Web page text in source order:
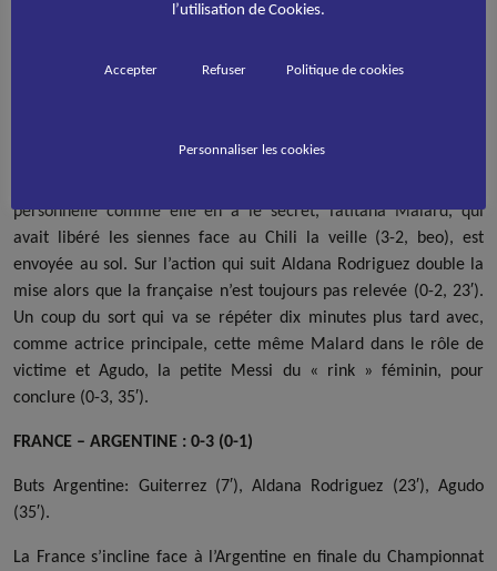
défense, l’Argentine durcit toujours autant le jeu, la tâche
personnelle comme elle en a le secret, Tatitana Malard, qui
avait libéré les siennes face au Chili la veille (3-2, beo), est
envoyée au sol. Sur l’action qui suit Aldana Rodriguez double la
mise alors que la française n’est toujours pas relevée (0-2, 23′).
Un coup du sort qui va se répéter dix minutes plus tard avec,
comme actrice principale, cette même Malard dans le rôle de
victime et Agudo, la petite Messi du « rink » féminin, pour
conclure (0-3, 35′).
FRANCE – ARGENTINE : 0-3 (0-1)
Buts Argentine: Guiterrez (7′), Aldana Rodriguez (23′), Agudo
(35′).
La France s’incline face à l’Argentine en finale du Championnat
l’utilisation de Cookies.
Accepter Refuser Politique de cookies
Personnaliser les cookies